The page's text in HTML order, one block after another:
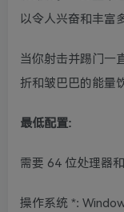
以令人兴奋和丰富
当你射击并踢门一
折和皱巴巴的能量
最低配置:
需要 64 位处理器
操作系统 *: